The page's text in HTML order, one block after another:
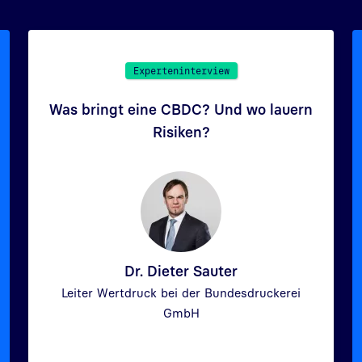
Experteninterview
Was bringt eine CBDC? Und wo lauern
Risiken?
Dr. Dieter Sauter
Leiter Wertdruck bei der Bundesdruckerei
GmbH